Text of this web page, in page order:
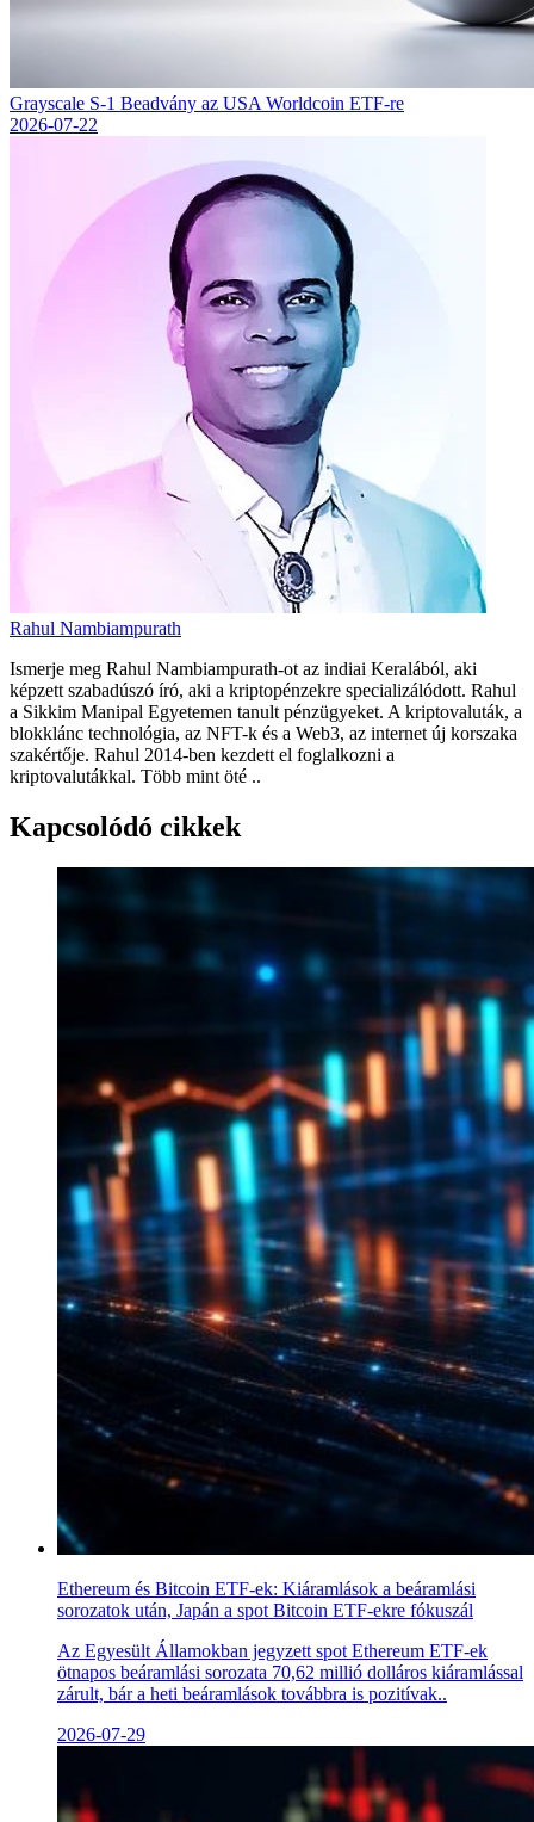
Grayscale S-1 Beadvány az USA Worldcoin ETF-re
2026-07-22
Rahul Nambiampurath
Ismerje meg Rahul Nambiampurath-ot az indiai Keralából, aki
képzett szabadúszó író, aki a kriptopénzekre specializálódott. Rahul
a Sikkim Manipal Egyetemen tanult pénzügyeket. A kriptovaluták, a
blokklánc technológia, az NFT-k és a Web3, az internet új korszaka
szakértője. Rahul 2014-ben kezdett el foglalkozni a
kriptovalutákkal. Több mint öté ..
Kapcsolódó cikkek
Ethereum és Bitcoin ETF-ek: Kiáramlások a beáramlási
sorozatok után, Japán a spot Bitcoin ETF-ekre fókuszál
Az Egyesült Államokban jegyzett spot Ethereum ETF-ek
ötnapos beáramlási sorozata 70,62 millió dolláros kiáramlással
zárult, bár a heti beáramlások továbbra is pozitívak..
2026-07-29